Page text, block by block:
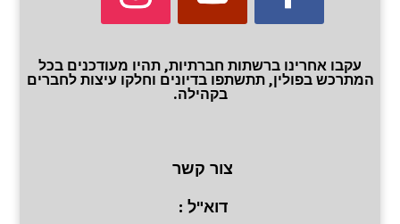
עקבו אחרינו ברשתות חברתיות, תהיו מעודכנים בכל
המתרכש בפולין, תתשתפו בדיונים וחלקו עיצות לחברים
בקהילה.
צור קשר
דוא"ל :